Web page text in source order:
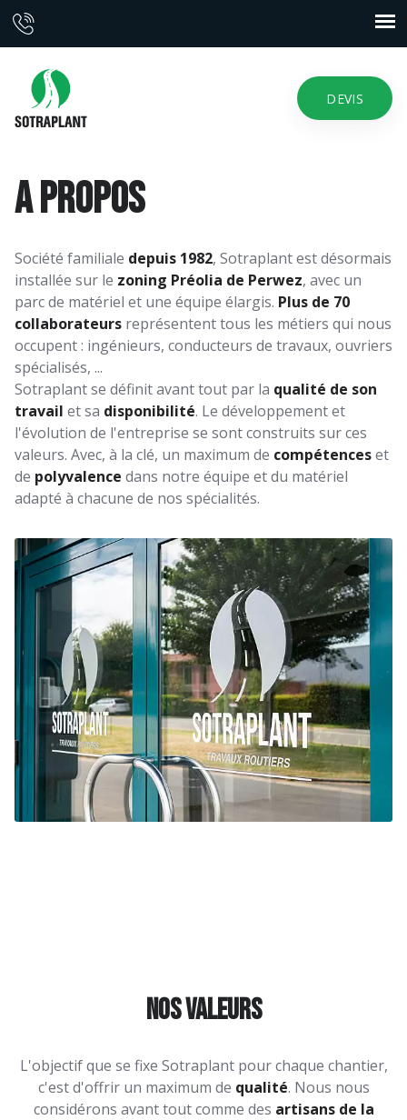
DEVIS
A propos
Société familiale depuis 1982, Sotraplant est désormais
installée sur le zoning Préolia de Perwez, avec un
parc de matériel et une équipe élargis. Plus de 70
collaborateurs représentent tous les métiers qui nous
occupent : ingénieurs, conducteurs de travaux, ouvriers
spécialisés, ...
Sotraplant se définit avant tout par la qualité de son
travail et sa disponibilité. Le développement et
l'évolution de l'entreprise se sont construits sur ces
valeurs. Avec, à la clé, un maximum de compétenceset
de polyvalence dans notre équipe et du matériel
adapté à chacune de nos spécialités.
Nos valeurs
L'objectif que se fixe Sotraplant pour chaque chantier,
c'est d'offrir un maximum de qualité. Nous nous
considérons avant tout comme des artisans de la